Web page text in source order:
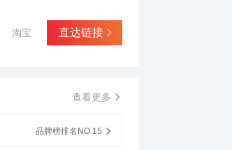
直达链接
淘宝
查看更多
品牌榜排名NO.15